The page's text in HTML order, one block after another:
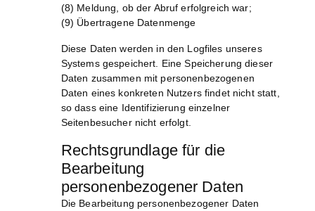
(8) Meldung, ob der Abruf erfolgreich war;
(9) Übertragene Datenmenge
Diese Daten werden in den Logfiles unseres
Systems gespeichert. Eine Speicherung dieser
Daten zusammen mit personenbezogenen
Daten eines konkreten Nutzers findet nicht statt,
so dass eine Identifizierung einzelner
Seitenbesucher nicht erfolgt.
Rechtsgrundlage für die
Bearbeitung
personenbezogener Daten
Die Bearbeitung personenbezogener Daten